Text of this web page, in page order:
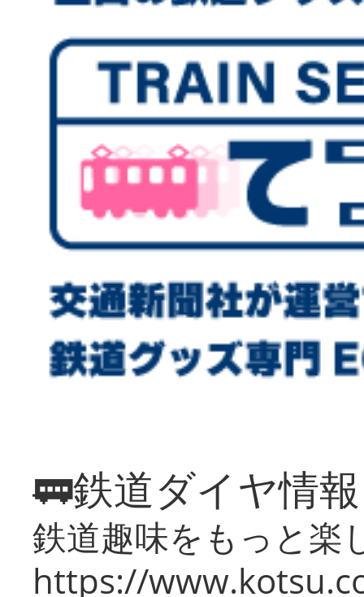
🚃鉄道ダイヤ情
鉄道趣味をもっと楽
https://